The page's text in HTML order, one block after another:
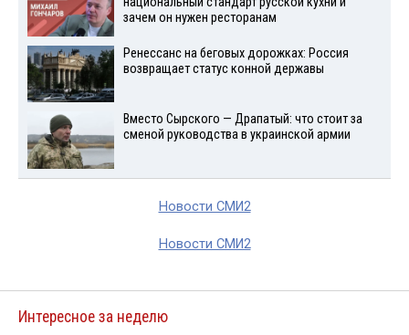
зачем он нужен ресторанам
Ренессанс на беговых дорожках: Россия
возвращает статус конной державы
Вместо Сырского — Драпатый: что стоит за
сменой руководства в украинской армии
Новости СМИ2
Новости СМИ2
Интересное за неделю